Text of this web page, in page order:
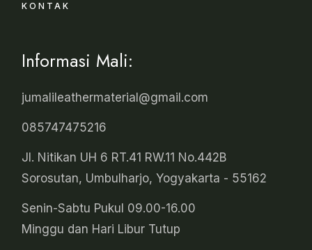
KONTAK
Informasi Mali:
jumalileathermaterial@gmail.com
085747475216
Jl. Nitikan UH 6 RT.41 RW.11 No.442B
Sorosutan, Umbulharjo, Yogyakarta - 55162
Senin-Sabtu Pukul 09.00-16.00
Minggu dan Hari Libur Tutup